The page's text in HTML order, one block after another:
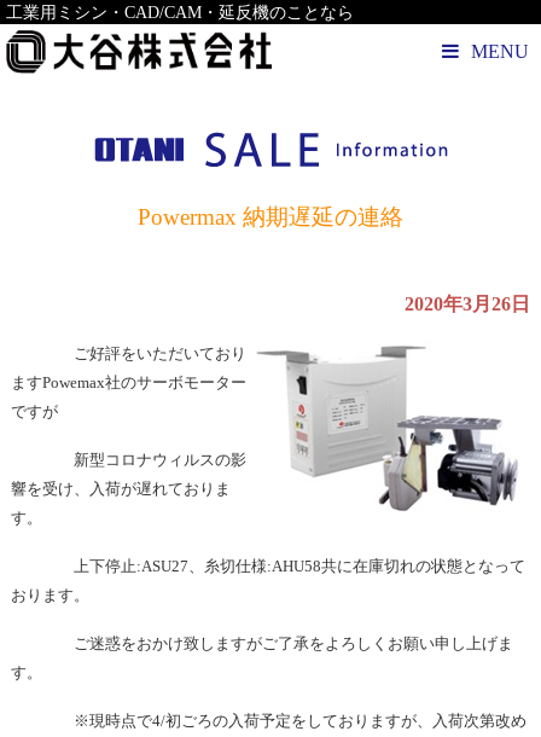
工業用ミシン・CAD/CAM・延反機のことなら
MENU
Powermax 納期遅延の連絡
2020年3月26日
ご好評をいただいており
ますPowemax社のサーボモーター
ですが
新型コロナウィルスの影
響を受け、入荷が遅れておりま
す。
上下停止:ASU27、糸切仕様:AHU58共に在庫切れの状態となって
おります。
ご迷惑をおかけ致しますがご了承をよろしくお願い申し上げま
す。
※現時点で4/初ごろの入荷予定をしておりますが、入荷次第改め